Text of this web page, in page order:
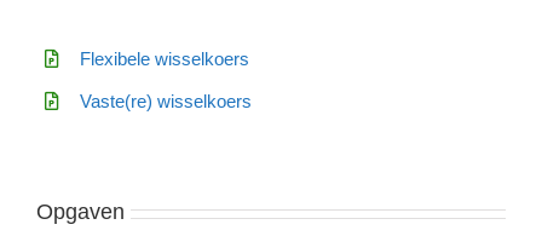
Flexibele wisselkoers
Vaste(re) wisselkoers
Opgaven